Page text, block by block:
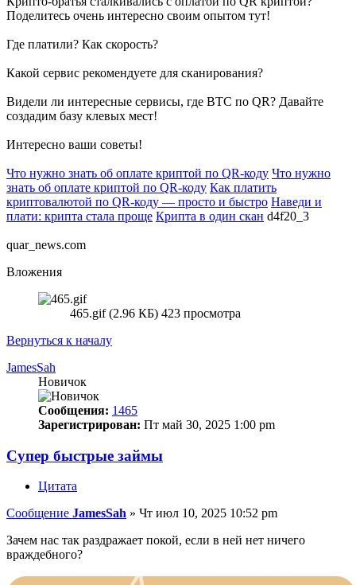
Поделитесь очень интересно своим опытом тут!
Где платили? Как скорость?
Какой сервис рекомендуете для сканирования?
Видели ли интересные сервисы, где BTC по QR? Давайте
создадим базу клевых мест!
Интересно ваши советы!
Что нужно знать об оплате криптой по QR-коду Что нужно
знать об оплате криптой по QR-коду Как платить
криптовалютой по QR-коду — просто и быстро Наведи и
плати: крипта стала проще Крипта в один скан d4f20_3
quar_news.com
Вложения
465.gif (2.96 КБ) 423 просмотра
Вернуться к началу
JamesSah
Новичок
Сообщения: 1465
Зарегистрирован: Пт май 30, 2025 1:00 pm
Супер быстрые займы
Цитата
Сообщение JamesSah » Чт июл 10, 2025 10:52 pm
Зачем нас так раздражает покой, если в ней нет ничего
враждебного?